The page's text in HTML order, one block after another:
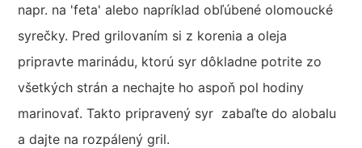
napr. na 'feta' alebo napríklad obľúbené olomoucké
syrečky. Pred grilovaním si z korenia a oleja
pripravte marinádu, ktorú syr dôkladne potrite zo
všetkých strán a nechajte ho aspoň pol hodiny
marinovať. Takto pripravený syr zabaľte do alobalu
a dajte na rozpálený gril.